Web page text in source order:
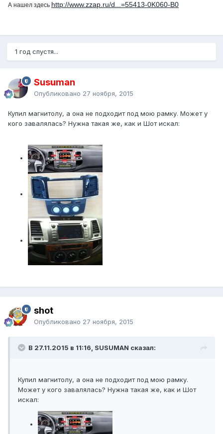
А нашел здесь http://www.zzap.ru/d...=55413-0K060-B0
1 год спустя...
Susuman
Опубликовано 27 ноября, 2015
Купил магнитолу, а она не подходит под мою рамку. Может у
кого завалялась? Нужна такая же, как и Шот искал:
shot
Опубликовано 27 ноября, 2015
В 27.11.2015 в 11:16, SUSUMAN сказал:
Купил магнитолу, а она не подходит под мою рамку.
Может у кого завалялась? Нужна такая же, как и Шот
искал: